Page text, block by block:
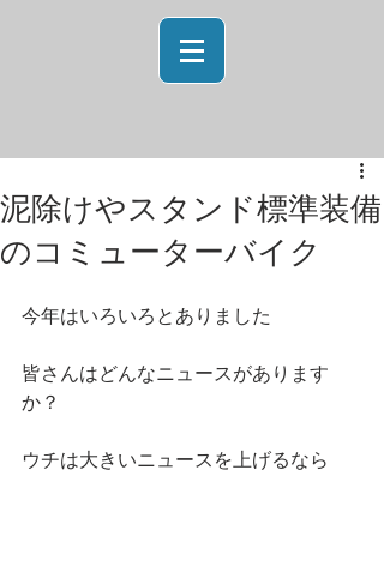
泥除けやスタンド標準装備
のコミューターバイク
今年はいろいろとありました
皆さんはどんなニュースがあります
か？
ウチは大きいニュースを上げるなら